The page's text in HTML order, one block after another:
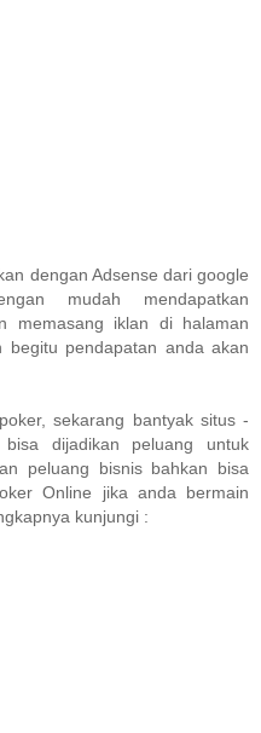
dengan Adsense dari google
mudah mendapatkan
memasang iklan di halaman
begitu pendapatan anda akan
sekarang bantyak situs -
dijadikan peluang untuk
peluang bisnis bahkan bisa
Online jika anda bermain
kunjungi :